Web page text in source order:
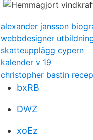
alexander jansson
webbdesigner
skatteupplägg cypern
kalender v 19
christopher bastin
bxRB
DWZ
xoEz